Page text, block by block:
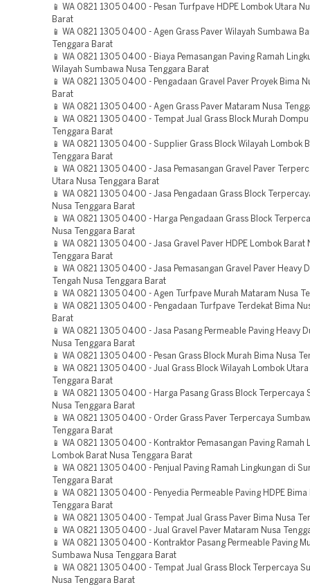
📱 WA 0821 1305 0400 - Pesan Turfpave HDPE Lombok Utara
Barat
📱 WA 0821 1305 0400 - Agen Grass Paver Wilayah Sumbawa
Tenggara Barat
📱 WA 0821 1305 0400 - Biaya Pemasangan Paving Ramah
Wilayah Sumbawa Nusa Tenggara Barat
📱 WA 0821 1305 0400 - Pengadaan Gravel Paver Proyek Bima
Barat
📱 WA 0821 1305 0400 - Agen Grass Paver Mataram Nusa
📱 WA 0821 1305 0400 - Tempat Jual Grass Block Murah Dompu
Tenggara Barat
📱 WA 0821 1305 0400 - Supplier Grass Block Wilayah Lombok
Tenggara Barat
📱 WA 0821 1305 0400 - Jasa Pemasangan Gravel Paver
Utara Nusa Tenggara Barat
📱 WA 0821 1305 0400 - Jasa Pengadaan Grass Block
Nusa Tenggara Barat
📱 WA 0821 1305 0400 - Harga Pengadaan Grass Block
Nusa Tenggara Barat
📱 WA 0821 1305 0400 - Jasa Gravel Paver HDPE Lombok Barat
Tenggara Barat
📱 WA 0821 1305 0400 - Jasa Pemasangan Gravel Paver Heavy
Tengah Nusa Tenggara Barat
📱 WA 0821 1305 0400 - Agen Turfpave Murah Mataram Nusa
📱 WA 0821 1305 0400 - Pengadaan Turfpave Terdekat Bima
Barat
📱 WA 0821 1305 0400 - Jasa Pasang Permeable Paving Heavy
Nusa Tenggara Barat
📱 WA 0821 1305 0400 - Pesan Grass Block Murah Bima Nusa
📱 WA 0821 1305 0400 - Jual Grass Block Wilayah Lombok Utara
Tenggara Barat
📱 WA 0821 1305 0400 - Harga Pasang Grass Block Terpercaya
Nusa Tenggara Barat
📱 WA 0821 1305 0400 - Order Grass Paver Terpercaya
Tenggara Barat
📱 WA 0821 1305 0400 - Kontraktor Pemasangan Paving Ramah
Lombok Barat Nusa Tenggara Barat
📱 WA 0821 1305 0400 - Penjual Paving Ramah Lingkungan di
Tenggara Barat
📱 WA 0821 1305 0400 - Penyedia Permeable Paving HDPE Bima
Tenggara Barat
📱 WA 0821 1305 0400 - Tempat Jual Grass Paver Bima Nusa
📱 WA 0821 1305 0400 - Jual Gravel Paver Mataram Nusa
📱 WA 0821 1305 0400 - Kontraktor Pasang Permeable Paving
Sumbawa Nusa Tenggara Barat
📱 WA 0821 1305 0400 - Tempat Jual Grass Block Terpercaya
Nusa Tenggara Barat